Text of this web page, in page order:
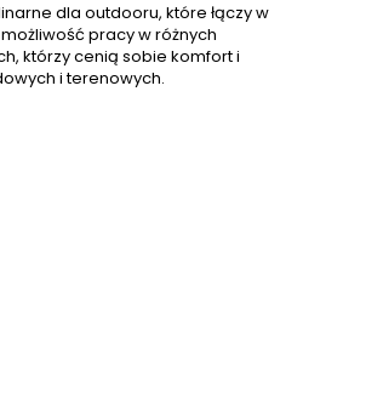
dla outdooru, które łączy w
pracy w różnych
którzy cenią sobie komfort i
i terenowych.